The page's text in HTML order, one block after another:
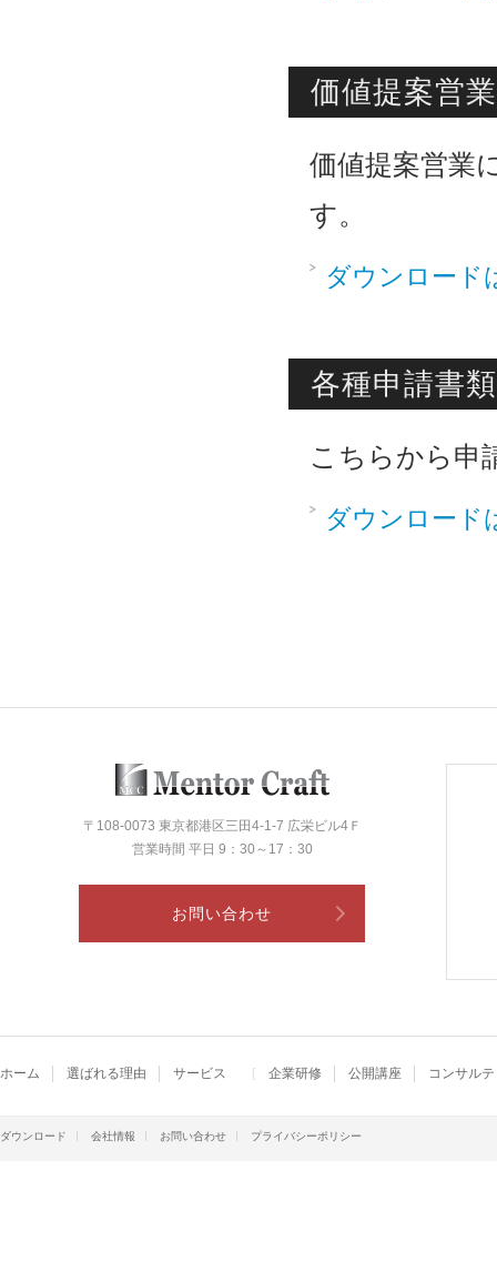
価値提案営業
価値提案営業
す。
ダウンロード
各種申請書類
こちらから申
ダウンロード
〒108-0073 東京都港区三田4-1-7 広栄ビル4Ｆ
営業時間 平日 9：30～17：30
お問い合わせ
ホーム 選ばれる理由 サービス 企業研修 公開講座 コンサル
ダウンロード 会社情報 お問い合わせ プライバシーポリシー